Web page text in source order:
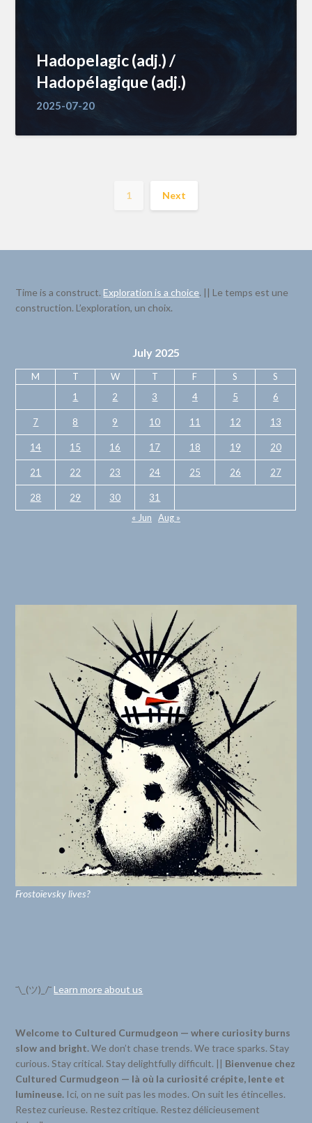
Hadopelagic (adj.) /
Hadopélagique (adj.)
2025-07-20
1 Next
Time is a construct.Exploration is a choice. || Le temps est une
construction. L’exploration, un choix.
July 2025
M T W T F S
S
1
2 3 4 5 6
7 8 9 10 11 12 13
14 15 16 17 18 19 20
21 22 23 24 25 26 27
28 29 30
31
« Jun
Aug »
Frostoïevsky lives?
¯\_(ツ)_/¯Learn more about us
Welcome to Cultured Curmudgeon — where curiosity burns
slow and bright.We don’t chase trends. We trace sparks. Stay
curious. Stay critical. Stay delightfully difficult. || Bienvenue chez
Cultured Curmudgeon — là où la curiosité crépite, lente et
lumineuse. Ici, on ne suit pas les modes. On suit les étincelles.
Restez curieuse. Restez critique. Restez délicieusement